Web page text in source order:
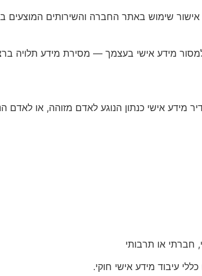
לגיל 18, עליך לקבל אישור שימוש באתר החברה
מידע אישי בעצמך — מסירת מידע תלויה
חברתי או תרבותי
עיבוד מידע אישי חוקי.